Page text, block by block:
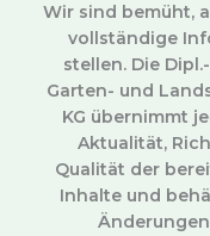
Wir sind bemüht,
vollständige
stellen. Die
Garten- und
KG übernimmt
Aktualität,
Qualität der
Inhalte und